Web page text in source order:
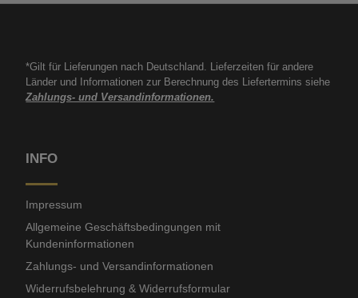
*Gilt für Lieferungen nach Deutschland. Lieferzeiten für andere
Länder und Informationen zur Berechnung des Liefertermins siehe
Zahlungs- und Versandinformationen.
INFO
Impressum
Allgemeine Geschäftsbedingungen mit
Kundeninformationen
Zahlungs- und Versandinformationen
Widerrufsbelehrung & Widerrufsformular